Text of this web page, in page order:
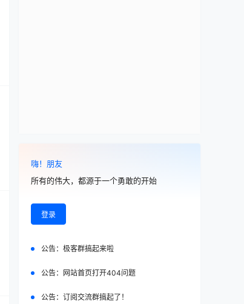
嗨！朋友
所有的伟大，都源于一个勇敢的开始
登录
公告： 极客群搞起来啦
公告： 网站首页打开404问题
公告： 订阅交流群搞起了！